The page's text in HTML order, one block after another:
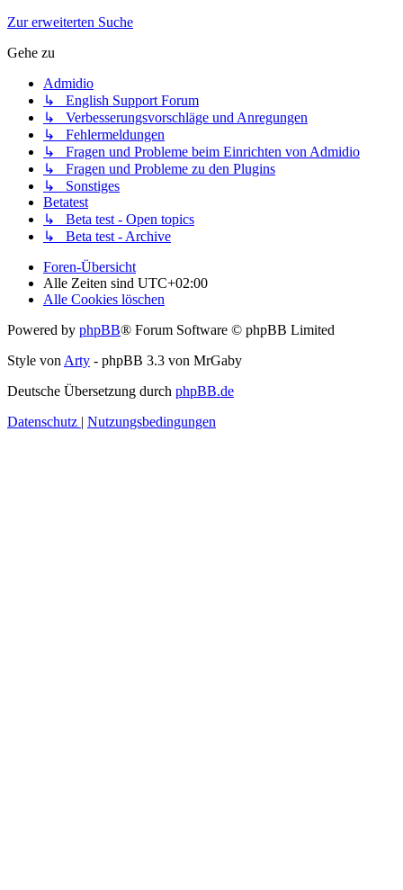
Zur erweiterten Suche
Gehe zu
Admidio
↳ English Support Forum
↳ Verbesserungsvorschläge und Anregungen
↳ Fehlermeldungen
↳ Fragen und Probleme beim Einrichten von Admidio
↳ Fragen und Probleme zu den Plugins
↳ Sonstiges
Betatest
↳ Beta test - Open topics
↳ Beta test - Archive
Foren-Übersicht
Alle Zeiten sind UTC+02:00
Alle Cookies löschen
Powered by phpBB® Forum Software © phpBB Limited
Style von Arty - phpBB 3.3 von MrGaby
Deutsche Übersetzung durch phpBB.de
Datenschutz | Nutzungsbedingungen